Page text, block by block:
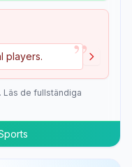
players. ”
Läs de fullständiga